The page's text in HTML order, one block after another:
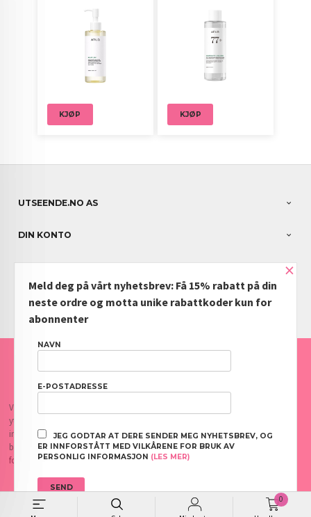
0
KJØP KJØP
UTSEENDE.NO AS
DIN KONTO
NYHETSBREV
PARTNERE
FRAKT KJØPSBETINGELSER SIKKERHET OG PERSONVERN
Vår nettbutikk bruker cookies slik at du får en bedre kjøpsopplevelse og vi kan
yte deg bedre service. Vi bruker cookies hovedsaklig til å lagre
innloggingsdetaljer og huske hva du har puttet i handlekurven din. Fortsett å
bruke siden som normalt om du godtar dette.Les merellerendre innstillinger
for cookies.
×
Meld deg på vårt nyhetsbrev: Få 15% rabatt på din
neste ordre og motta unike rabattkoder kun for
abonnenter
NAVN
E-POSTADRESSE
JEG GODTAR AT DERE SENDER MEG NYHETSBREV, OG
ER INNFORSTÅTT MED VILKÅRENE FOR BRUK AV
PERSONLIG INFORMASJON (LES MER)